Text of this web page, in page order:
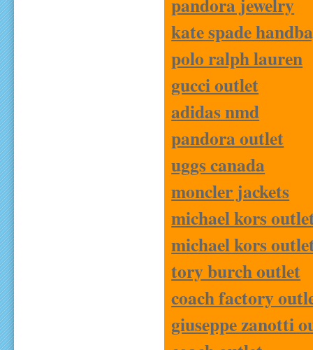
kate spade
polo ralph lauren
gucci outlet
adidas nmd
pandora outlet
uggs canada
moncler jackets
michael kors
michael kors
tory burch outlet
coach factory
giuseppe zanotti